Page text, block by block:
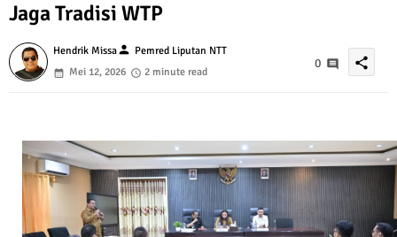
Jaga Tradisi WTP
Hendrik Missaperson Pemred Liputan NTT
Mei 12, 2026
2 minute read
0 share